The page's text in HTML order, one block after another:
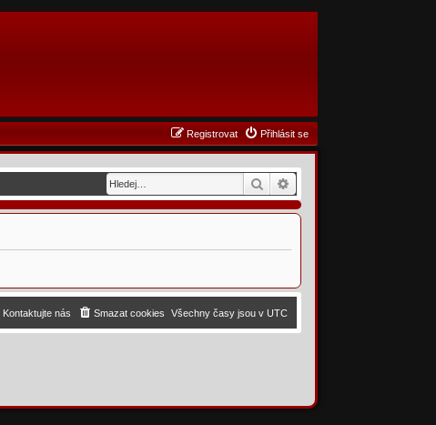
Přihlásit se
Registrovat
Hledat
Všechny časy jsou vUTC
Smazat cookies
Kontaktujte nás